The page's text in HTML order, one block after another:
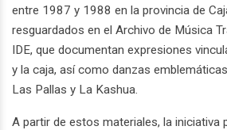
entre 1987 y 1988 en la provincia de
resguardados en el Archivo de Música
IDE, que documentan expresiones
y la caja, así como danzas
Las Pallas y La Kashua.
A partir de estos materiales, la iniciativa